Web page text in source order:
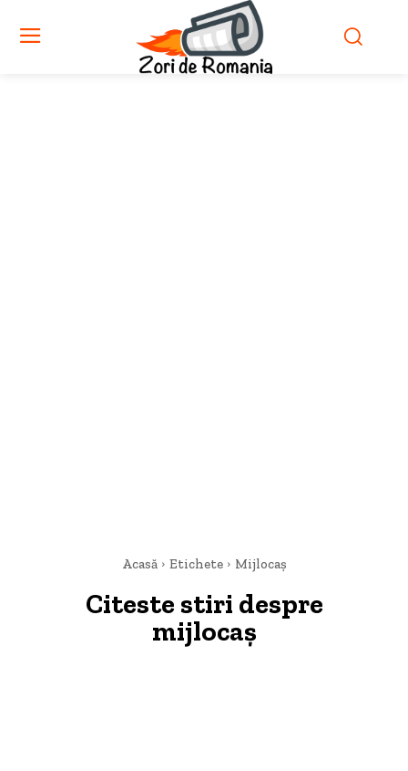
Acasă Etichete Mijlocaș
Citeste stiri despre
mijlocaș